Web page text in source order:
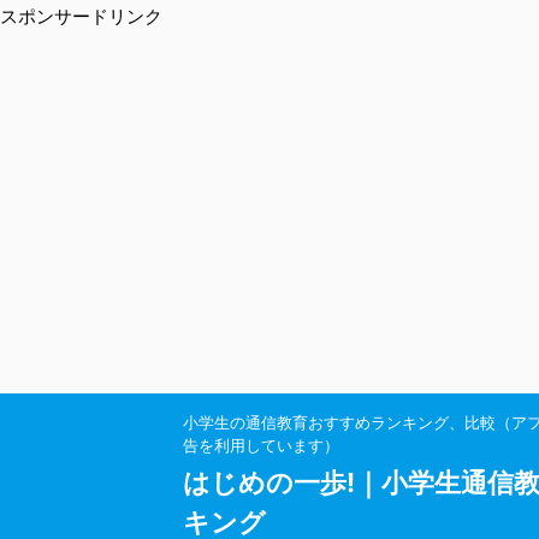
スポンサードリンク
小学生の通信教育おすすめランキング、比較（ア
告を利用しています）
はじめの一歩!｜小学生通信
キング